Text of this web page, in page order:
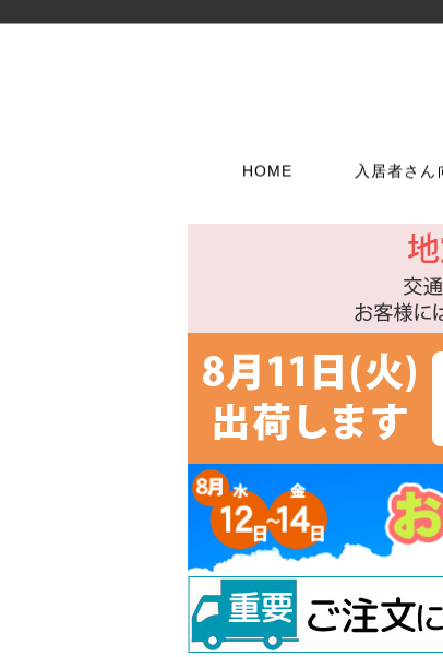
HOME 入居者さん
ウォールステッカー
ラスティシリーズ
掃除・汚れ・サビ落し
扉・窓・
つまみ
丁番
スイッチプ
コンセントプ
ダボ
あおり止め
吊り金具
固定金具
掛金
隅金
建築金物
トイレ用品
浴室用品
流し台所用品
洗面用品
配管部品
水廻りアクセサリー
お電話での
06-6723-
カスタマー
平日9：30
問合わせフ
こちらから